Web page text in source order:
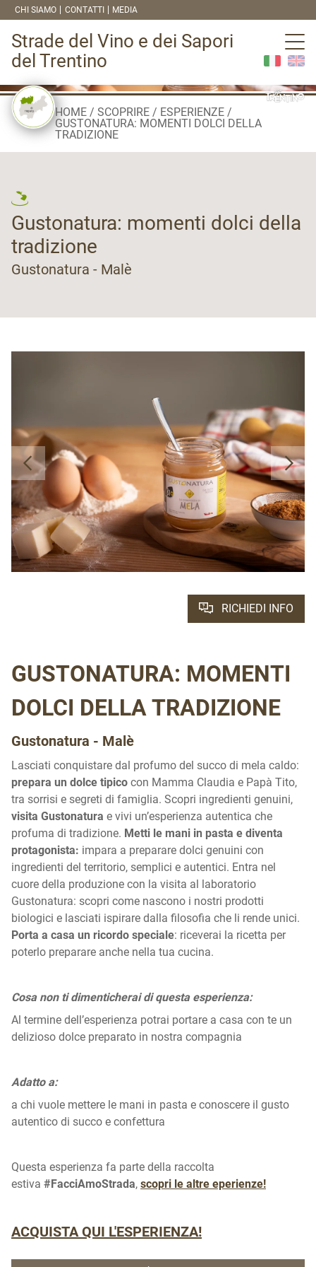
CHI SIAMO CONTATTI MEDIA
Strade del Vino e dei Sapori
del Trentino
HOME SCOPRIRE
ESPERIENZE
GUSTONATURA: MOMENTI DOLCI DELLA
TRADIZIONE
Gustonatura: momenti dolci della
tradizione
Gustonatura - Malè
RICHIEDI INFO
GUSTONATURA: MOMENTI
DOLCI DELLA TRADIZIONE
Gustonatura - Malè
Lasciati conquistare dal profumo del succo di mela caldo:
prepara un dolce tipico con Mamma Claudia e Papà Tito,
tra sorrisi e segreti di famiglia. Scopri ingredienti genuini,
visita Gustonatura e vivi un’esperienza autentica che
profuma di tradizione. Metti le mani in pasta e diventa
protagonista: impara a preparare dolci genuini con
ingredienti del territorio, semplici e autentici. Entra nel
cuore della produzione con la visita al laboratorio
Gustonatura: scopri come nascono i nostri prodotti
biologici e lasciati ispirare dalla filosofia che li rende unici.
Porta a casa un ricordo speciale: riceverai la ricetta per
poterlo preparare anche nella tua cucina.
Cosa non ti dimenticherai di questa esperienza:
Al termine dell’esperienza potrai portare a casa con te un
delizioso dolce preparato in nostra compagnia
Adatto a:
a chi vuole mettere le mani in pasta e conoscere il gusto
autentico di succo e confettura
Questa esperienza fa parte della raccolta
estiva #FacciAmoStrada, scopri le altre eperienze!
ACQUISTA QUI L'ESPERIENZA!